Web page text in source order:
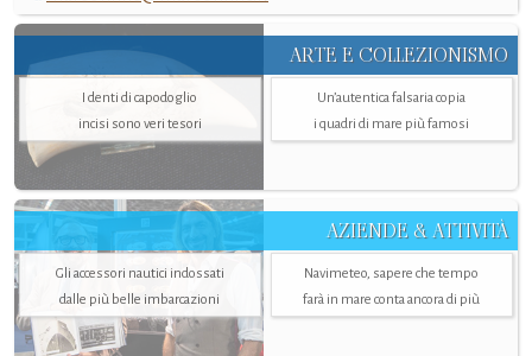
ARTE E COLLEZIONISMO
I denti di capodoglio
incisi sono veri tesori
Un’autentica falsaria copia
i quadri di mare più famosi
AZIENDE & ATTIVITÀ
Gli accessori nautici indossati
dalle più belle imbarcazioni
Navimeteo, sapere che tempo
farà in mare conta ancora di più